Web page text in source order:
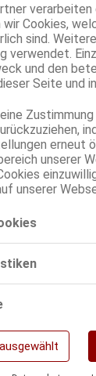
Cookies,
sind.
verwendet.
und den
Seite und
erneut
unserer
unserer
sind alle
kann ohne
sind
Sie helfen
gesammelt
unserer Webseite